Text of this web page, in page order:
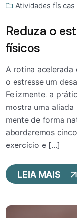
Atividades físicas
Reduza o
físicos
A rotina acelerada
o estresse um
Felizmente, a
mostra uma
mente de forma
abordaremos
exercício e [...]
LEIA MAIS